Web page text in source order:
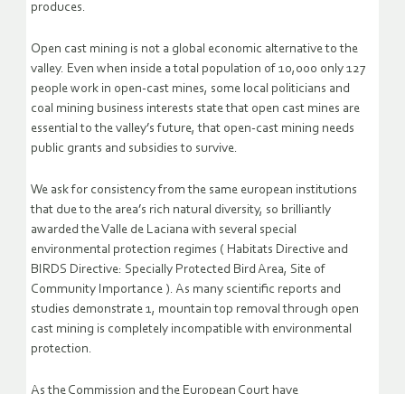
produces.
Open cast mining is not a global economic alternative to the
valley. Even when inside a total population of 10,000 only 127
people work in open-cast mines, some local politicians and
coal mining business interests state that open cast mines are
essential to the valley’s future, that open-cast mining needs
public grants and subsidies to survive.
We ask for consistency from the same european institutions
that due to the area’s rich natural diversity, so brilliantly
awarded the Valle de Laciana with several special
environmental protection regimes ( Habitats Directive and
BIRDS Directive: Specially Protected Bird Area, Site of
Community Importance ). As many scientific reports and
studies demonstrate 1, mountain top removal through open
cast mining is completely incompatible with environmental
protection.
As the Commission and the European Court have